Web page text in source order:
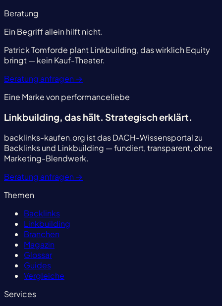
Beratung
Ein Begriff allein hilft nicht.
Patrick Tomforde plant Linkbuilding, das wirklich Equity
bringt — kein Kauf-Theater.
Beratung anfragen →
Eine Marke von performanceliebe
Linkbuilding, das hält. Strategisch erklärt.
backlinks-kaufen.org ist das DACH-Wissensportal zu
Backlinks und Linkbuilding — fundiert, transparent, ohne
Marketing-Blendwerk.
Beratung anfragen →
Themen
Backlinks
Linkbuilding
Branchen
Magazin
Glossar
Guides
Vergleiche
Services